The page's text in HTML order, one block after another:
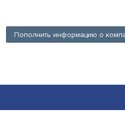
Пополнить информацию о